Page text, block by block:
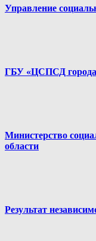
Управление
ГБУ «ЦСПСД
Министерство
области
Результат